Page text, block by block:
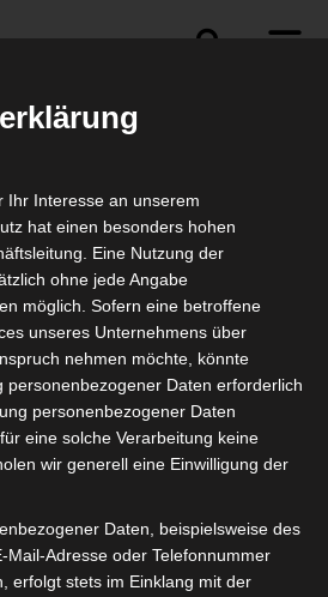
Willkommen
Adresse ein, um
zu erhalten:
Ihr Interesse an unserem
hat einen besonders hohen
Eine Nutzung der
ohne jede Angabe
möglich. Sofern eine betroffene
unseres Unternehmens über
nehmen möchte, könnte
personenbezogener Daten erforderlich
personenbezogener Daten
eine solche Verarbeitung keine
wir generell eine Einwilligung der
Daten, beispielsweise des
Mail-Adresse oder Telefonnummer
erfolgt stets im Einklang mit der